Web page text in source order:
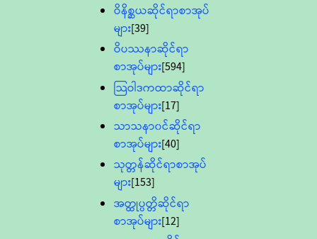
ဝိနိစ္ဆယဆိုင်ရာစာအုပ်
များ[39]
ဝိပဿနာဆိုင်ရာ
စာအုပ်များ[594]
သြဝါဒကထာဆိုင်ရာ
စာအုပ်များ[17]
သာသနာ၀င်ဆိုင်ရာ
စာအုပ်များ[40]
သုတ္တန်ဆိုင်ရာစာအုပ်
များ[153]
အတ္ထုပ္ပတ္တိဆိုင်ရာ
စာအုပ်များ[12]